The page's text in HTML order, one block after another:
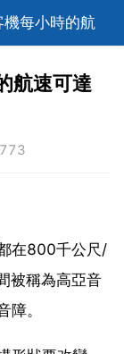
每小時的航
航速可達
在800千公尺/
被稱為高亞音
障。